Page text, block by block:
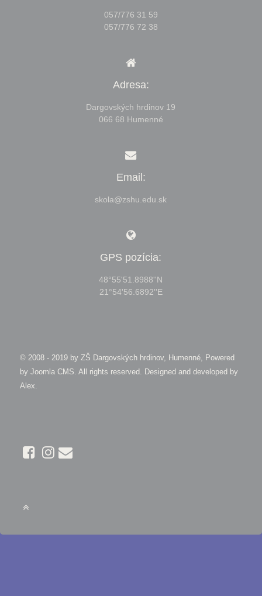
057/776 31 59
057/776 72 38
Adresa:
Dargovských hrdinov 19
066 68 Humenné
Email:
skola@zshu.edu.sk
GPS pozícia:
48°55'51.8988''N
21°54'56.6892''E
© 2008 - 2019 by ZŠ Dargovských hrdinov, Humenné, Powered
by Joomla CMS . All rights reserved. Designed and developed by
Alex